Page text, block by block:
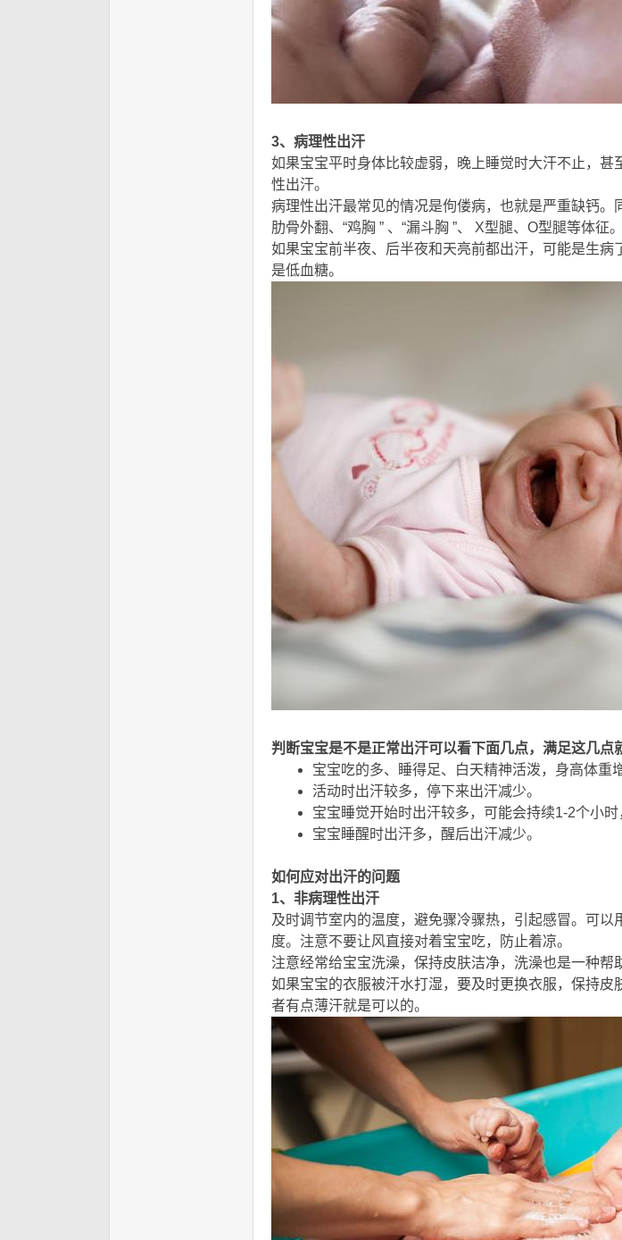
3、病理性出汗
如果宝宝平时身体比较虚弱，晚上睡觉时大汗不止，
性出汗。
病理性出汗最常见的情况是佝偻病，也就是严重缺钙。
肋骨外翻、“鸡胸 ” 、“漏斗胸 ”、 X型腿、O型腿等体征。
如果宝宝前半夜、后半夜和天亮前都出汗，可能是生
是低血糖。
判断宝宝是不是正常出汗可以看下面几点，满足这几点
宝宝吃的多、睡得足、白天精神活泼，身高体重
活动时出汗较多，停下来出汗减少。
宝宝睡觉开始时出汗较多，可能会持续1-2个小时
宝宝睡醒时出汗多，醒后出汗减少。
如何应对出汗的问题
1、非病理性出汗
及时调节室内的温度，避免骤冷骤热，引起感冒。可
度。注意不要让风直接对着宝宝吃，防止着凉。
注意经常给宝宝洗澡，保持皮肤洁净，洗澡也是一种帮
如果宝宝的衣服被汗水打湿，要及时更换衣服，保持
者有点薄汗就是可以的。